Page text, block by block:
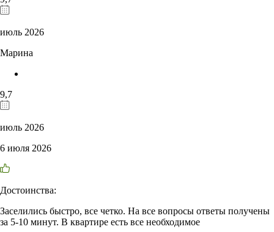
июль 2026
Марина
9,7
июль 2026
6 июля 2026
Достоинства:
Заселились быстро, все четко. На все вопросы ответы получены
за 5-10 минут. В квартире есть все необходимое